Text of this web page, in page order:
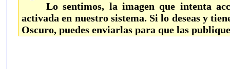
Lo sentimos, la imagen que intenta
activada en nuestro sistema. Si lo deseas y
Oscuro, puedes enviarlas para que las